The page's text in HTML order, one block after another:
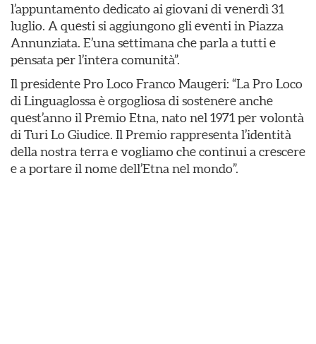
l’appuntamento dedicato ai giovani di venerdì 31
luglio. A questi si aggiungono gli eventi in Piazza
Annunziata. E’una settimana che parla a tutti e
pensata per l’intera comunità”.
Il presidente Pro Loco Franco Maugeri: “La Pro Loco
di Linguaglossa è orgogliosa di sostenere anche
quest’anno il Premio Etna, nato nel 1971 per volontà
di Turi Lo Giudice. Il Premio rappresenta l’identità
della nostra terra e vogliamo che continui a crescere
e a portare il nome dell’Etna nel mondo”.